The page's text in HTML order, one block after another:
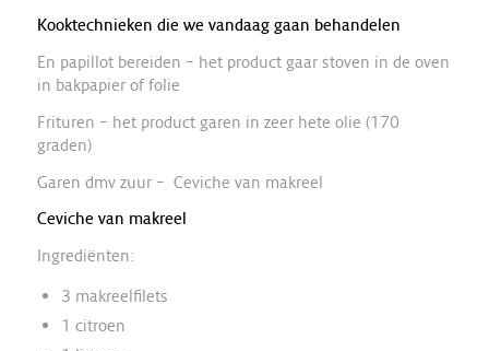
Kooktechnieken die we vandaag gaan behandelen
En papillot bereiden – het product gaar stoven in de oven
in bakpapier of folie
Frituren – het product garen in zeer hete olie (170
graden)
Garen dmv zuur – Ceviche van makreel
Ceviche van makreel
Ingrediënten:
3 makreelfilets
1 citroen